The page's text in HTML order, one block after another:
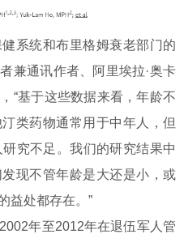
统和布里格姆衰老部门的
兼通讯作者、阿里埃拉·奥卡
“基于这些数据来看，年龄不
类药物通常用于中年人，但
究不足。我们的研究结果中
现不管年龄是大还是小，或
益处都存在。”
年至2012年在退伍军人管